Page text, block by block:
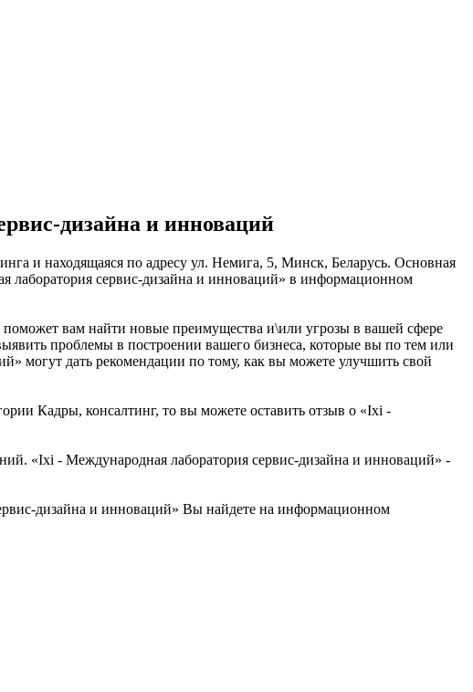
дизайна и инноваций
и находящаяся по адресу ул. Немига, 5, Минск, Беларусь. Основная
лаборатория сервис-дизайна и инноваций» в информационном
поможет вам найти новые преимущества и\или угрозы в вашей сфере
проблемы в построении вашего бизнеса, которые вы по тем или
могут дать рекомендации по тому, как вы можете улучшить свой
Кадры, консалтинг, то вы можете оставить отзыв о «Ixi -
«Ixi - Международная лаборатория сервис-дизайна и инноваций» -
дизайна и инноваций» Вы найдете на информационном